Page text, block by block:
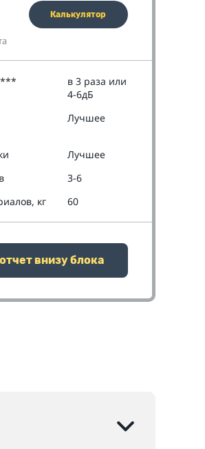
Калькулятор
***
в 3 раза или
4-6дБ
Лучшее
Лучшее
3-6
кг
60
внизу блока